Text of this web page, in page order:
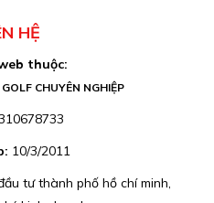
HỆ
thuộc:
CHUYÊN NGHIỆP
10/3/2011
tư thành phố hồ chí minh,